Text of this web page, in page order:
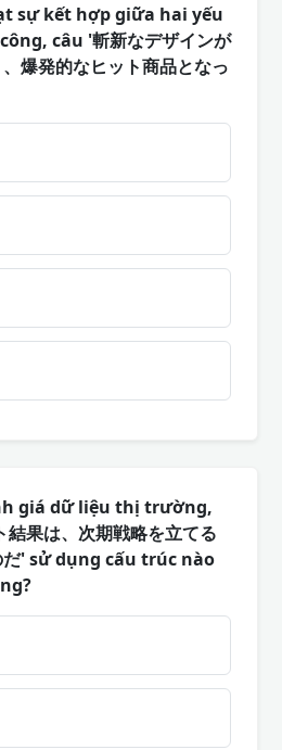
sự kết hợp giữa hai yếu
câu '斬新なデザインが
爆発的なヒット商品となっ
giá dữ liệu thị trường,
果は、次期戦略を立てる
' sử dụng cấu trúc nào